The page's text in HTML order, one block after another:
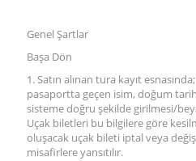
Genel Şartlar
Başa Dön
1. Satın alınan tura kayıt
pasaportta geçen isim, doğum
sisteme doğru şekilde girilmesi/
Uçak biletleri bu bilgilere göre
oluşacak uçak bileti iptal veya
misafirlere yansıtılır.